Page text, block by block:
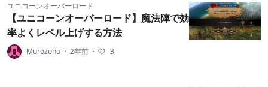
ユニコーンオーバーロード
【ユニコーンオーバーロード】魔法陣で効
率よくレベル上げする方法
Murozono ・ 2年前 ・ 3